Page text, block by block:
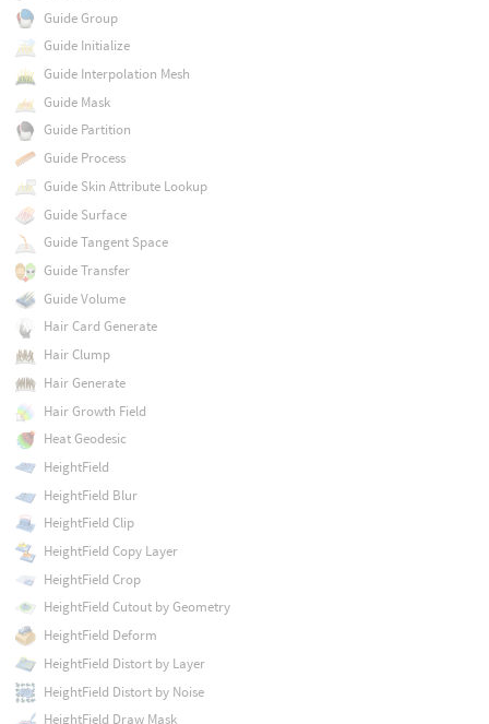
Guide Group
Guide Initialize
Guide Interpolation Mesh
Guide Mask
Guide Partition
Guide Process
Guide Skin Attribute Lookup
Guide Surface
Guide Tangent Space
Guide Transfer
Guide Volume
Hair Card Generate
Hair Clump
Hair Generate
Hair Growth Field
Heat Geodesic
HeightField
HeightField Blur
HeightField Clip
HeightField Copy Layer
HeightField Crop
HeightField Cutout by Geometry
HeightField Deform
HeightField Distort by Layer
HeightField Distort by Noise
HeightField Draw Mask